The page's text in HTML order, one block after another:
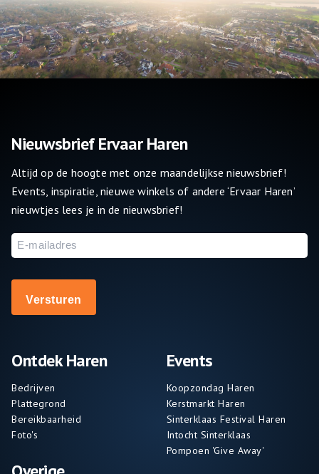
Ontdek Haren
Bedrijven
Plattegrond
Bereikbaarheid
Foto's
Events
Koopzondag Haren
Kerstmarkt Haren
Sinterklaas Festival Haren
Intocht Sinterklaas
Pompoen 'Give Away'
Nieuwsbrief Ervaar Haren
Altijd op de hoogte met onze maandelijkse nieuwsbrief!
Events, inspiratie, nieuwe winkels of andere ‘Ervaar Haren’
nieuwtjes lees je in de nieuwsbrief!
E-
mailadres